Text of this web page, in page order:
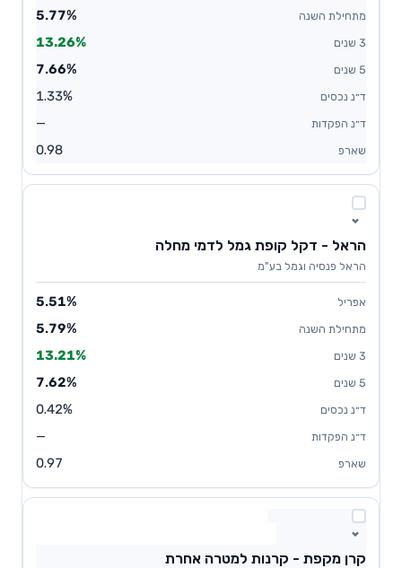
5.77%
13.26%
7.66%
1.33%
—
0.98
הראל - דקל קופת גמל לדמי מחלה
הראל פנסיה וגמל בע"מ
5.51%
5.79%
13.21%
7.62%
0.42%
—
0.97
קרן מקפת - קרנות למטרה אחרת